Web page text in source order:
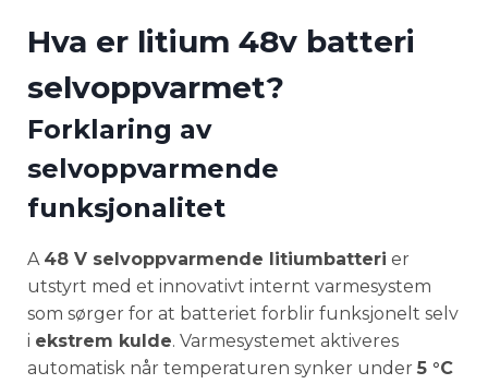
Hva er litium 48v batteri
selvoppvarmet?
Forklaring av
selvoppvarmende
funksjonalitet
A 48 V selvoppvarmende litiumbatteri er
utstyrt med et innovativt internt varmesystem
som sørger for at batteriet forblir funksjonelt selv
i ekstrem kulde. Varmesystemet aktiveres
automatisk når temperaturen synker under 5 °C